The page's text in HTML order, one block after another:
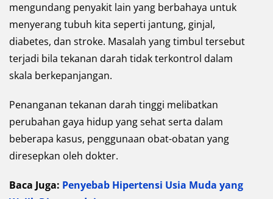
mengundang penyakit lain yang berbahaya untuk
menyerang tubuh kita seperti jantung, ginjal,
diabetes, dan stroke. Masalah yang timbul tersebut
terjadi bila tekanan darah tidak terkontrol dalam
skala berkepanjangan.
Penanganan tekanan darah tinggi melibatkan
perubahan gaya hidup yang sehat serta dalam
beberapa kasus, penggunaan obat-obatan yang
diresepkan oleh dokter.
Baca Juga: Penyebab Hipertensi Usia Muda yang